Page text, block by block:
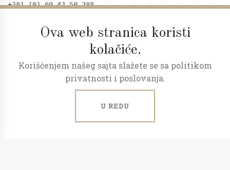
Ova web stranica koristi
kolačiće.
Korišćenjem našeg sajta slažete se sa politikom
privatnosti i poslovanja.
U REDU
+381 (0) 69 42 50 288
Dositejeva 9, Trg republike
Radno vreme
Ponedeljak - petak: 09 - 20h